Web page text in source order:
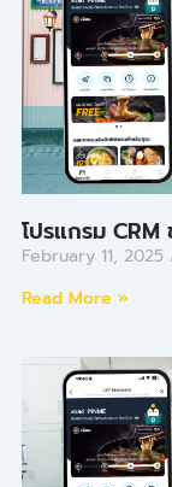
โปรแกรม CRM
February 11, 2025
Read More »